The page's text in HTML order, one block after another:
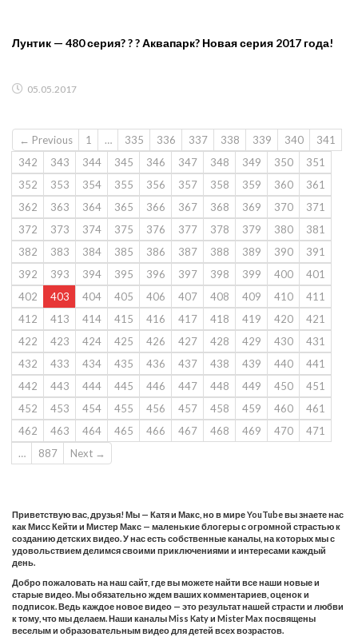
Лунтик — 480 серия? ? ? Аквапарк? Новая серия 2017 года!
05.05.2017
← Previous 1 … 335 336 337 338 339 340
341
342
343 344 345 346 347 348 349 350
351
352
353 354 355 356 357 358 359 360
361
362
363 364 365 366 367 368 369 370
371
372
373 374 375 376 377 378 379 380
381
382
383 384 385 386 387 388 389 390
391
392
393 394 395 396 397 398 399 400
401
402
403 404 405 406 407 408 409 410
411
412
413 414 415 416 417 418 419 420
421
422
423 424 425 426 427 428 429 430
431
432
433 434 435 436 437 438 439 440
441
442
443 444 445 446 447 448 449 450
451
452
453 454 455 456 457 458 459 460
461
462
463 464 465 466 467 468 469 470
471
…
887 Next →
Приветствую вас, друзья! Мы — Катя и Макс, но в мире YouTube вы знаете нас
как Мисс Кейти и Мистер Макс — маленькие блогеры с огромной страстью к
созданию детских видео. У нас есть собственные каналы, на которых мы с
удовольствием делимся своими приключениями и интересами каждый
день.
Добро пожаловать на наш сайт, где вы можете найти все наши новые и
старые видео. Мы обязательно ждем ваших комментариев, оценок и
подписок. Ведь каждое новое видео — это результат нашей страсти и любви
к тому, что мы делаем. Наши каналы Miss Katy и Mister Max посвящены
веселым и образовательным видео для детей всех возрастов.